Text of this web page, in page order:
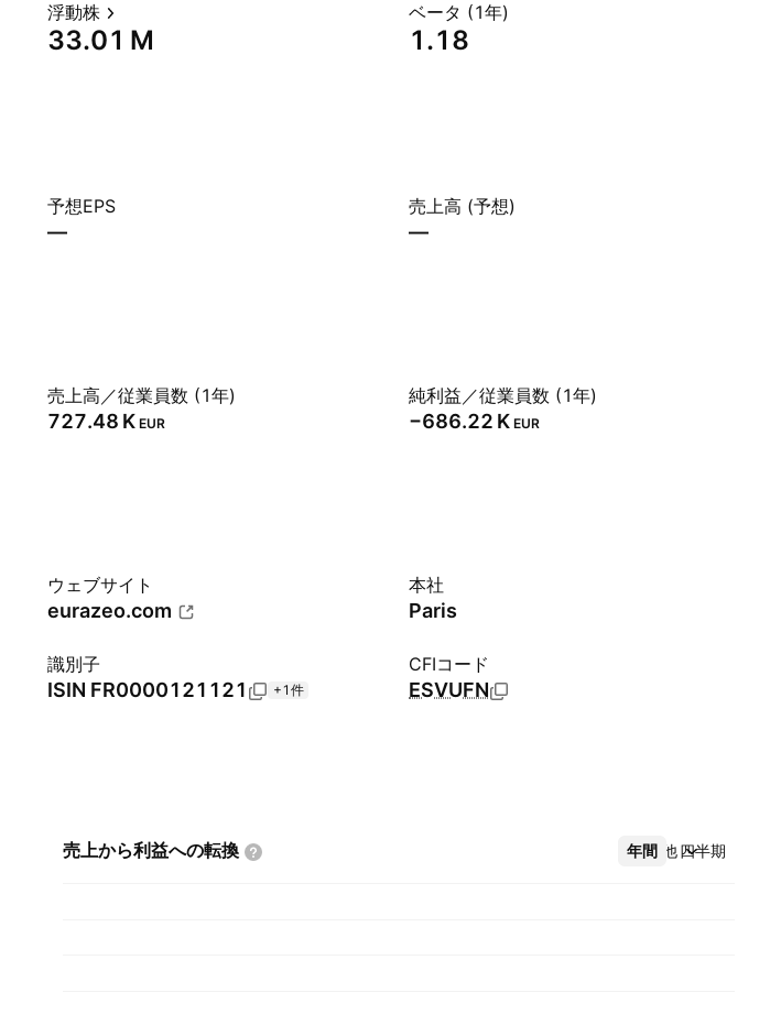
浮動株
‪33.01 M‬
ベータ (1年)
1.18
予想EPS
—
売上高 (予想)
—
売上高／従業員数 (1年)
‪727.48 K‬ EUR
純利益／従業員数 (1年)
‪−686.22 K‬ EUR
ウェブサイト
eurazeo.com
本社
Paris
識別子
ISIN FR0000121121 +1件
CFIコード
ESVUFN
売上から利益への転換 年間 四半期
その他